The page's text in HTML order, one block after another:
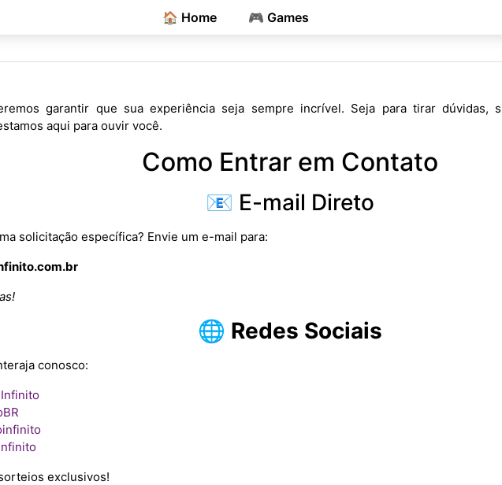
🏠 Home 🎮 Games
garantir que sua experiência seja sempre incrível. Seja para tirar dúvidas,
aqui para ouvir você.
Como Entrar em Contato
📧 E-mail Direto
solicitação específica? Envie um e-mail para:
🌐 Redes Sociais
conosco:
exclusivos!